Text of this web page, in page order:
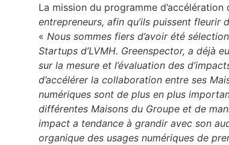
La mission du programme d’accélération
entrepreneurs, afin qu’ils puissent fleurir
« Nous sommes fiers d’avoir été
Startups d’LVMH. Greenspector, a déjà
sur la mesure et l’évaluation des
d’accélérer la collaboration entre ses
numériques sont de plus en plus
différentes Maisons du Groupe et de
impact a tendance à grandir avec son
organique des usages numériques de